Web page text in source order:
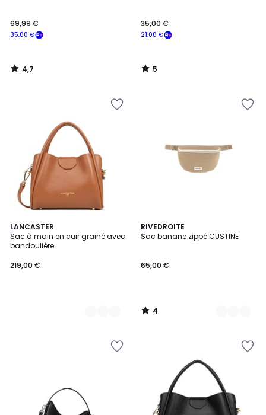
35,00 €
69,99 €
4,7
/
21,00 €
35,00 €
5
/
LANCASTER
Sac à main en cuir grainé avec
bandoulière
219,00 €
9
Couleurs
RIVEDROITE
Sac banane zippé CUSTINE
65,00 €
4
/
8
Couleurs
4
/